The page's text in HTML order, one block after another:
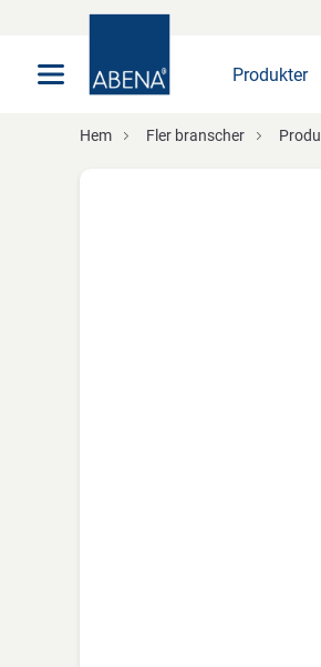
Produkter
Hem Fler branscher